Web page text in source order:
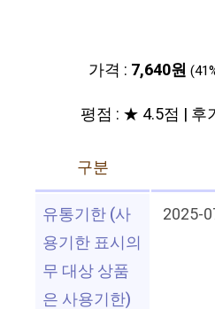
가격 : 7,640원
평점 : ★ 4.5점 | 후
구분
유통기한 (사
용기한 표시의
무 대상 상품
은 사용기한)
2025-